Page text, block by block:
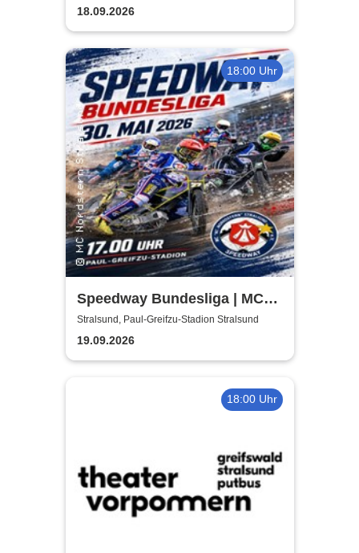
Kingdom
18.09.2026
18:00 Uhr
Speedway Bundesliga | MC
Nordstern Stralsund
Stralsund, Paul-Greifzu-Stadion Stralsund
19.09.2026
18:00 Uhr